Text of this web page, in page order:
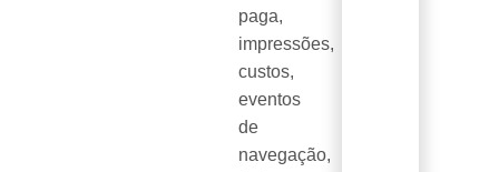
paga,
impressões,
custos,
eventos
de
navegação,